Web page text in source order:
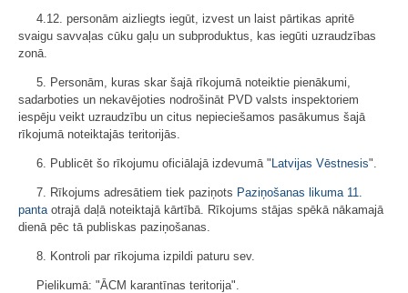
4.12. personām aizliegts iegūt, izvest un laist pārtikas apritē
svaigu savvaļas cūku gaļu un subproduktus, kas iegūti uzraudzības
zonā.
5. Personām, kuras skar šajā rīkojumā noteiktie pienākumi,
sadarboties un nekavējoties nodrošināt PVD valsts inspektoriem
iespēju veikt uzraudzību un citus nepieciešamos pasākumus šajā
rīkojumā noteiktajās teritorijās.
6. Publicēt šo rīkojumu oficiālajā izdevumā " Latvijas Vēstnesis".
7. Rīkojums adresātiem tiek paziņots Paziņošanas likuma 11.
pantaotrajā daļā noteiktajā kārtībā. Rīkojums stājas spēkā nākamajā
dienā pēc tā publiskas paziņošanas.
8. Kontroli par rīkojuma izpildi paturu sev.
Pielikumā: "ĀCM karantīnas teritorija".